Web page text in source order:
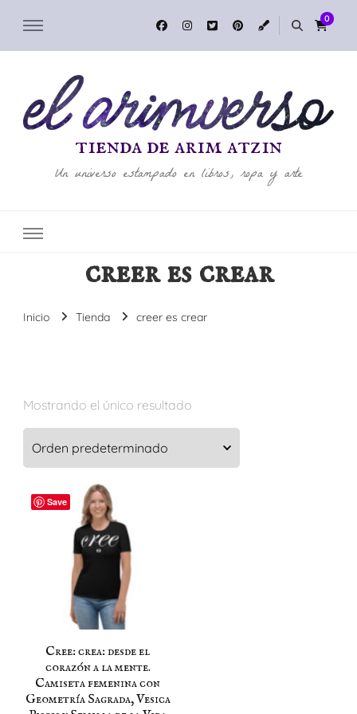
0
tienda de arim atzin
Un universo estampado en libros, ropa y arte
creer es crear
Inicio Tienda creer es crear
Mostrando el único resultado
Save
Cree: crea: desde el
corazón a la mente.
Camiseta femenina con
Geometría Sagrada, Vesica